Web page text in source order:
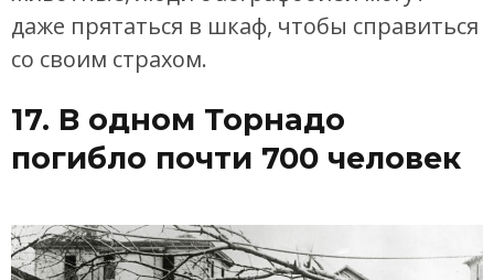
даже прятаться в шкаф, чтобы справиться
со своим страхом.
17. В одном Торнадо
погибло почти 700 человек